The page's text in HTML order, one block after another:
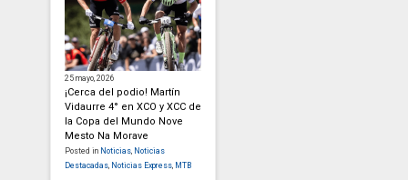
25 mayo, 2026
¡Cerca del podio! Martín
Vidaurre 4° en XCO y XCC de
la Copa del Mundo Nove
Mesto Na Morave
Posted in Noticias Noticias
Destacadas Noticias Express MTB